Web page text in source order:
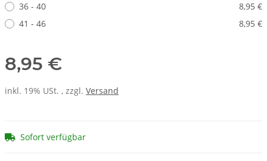
36 - 40
8,95 €
41 - 46
8,95 €
8,95 €
inkl. 19% USt. , zzgl. Versand
Sofort verfügbar